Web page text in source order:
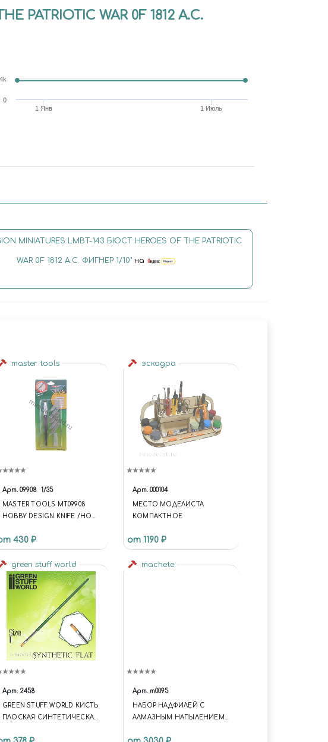
PATRIOTIC WAR 0F 1812 А.С.
1 Янв 1 Июль
0
4k
MINIATURES LMBT-143 БЮСТ HEROES OF THE PATRIOTIC
WAR 0F 1812 А.С. ФИГНЕР 1/10"на
master tools
Арт. 09908 1/35
MASTER TOOLS MT09908
HOBBY DESIGN KNIFE /НОЖ
UNIVERSE.SITE.ID = 'S1';
UNIVERSE.SITE.DIRECTORY =
'/'; UNIVERSE.TEMPLATE.ID =
'UNIVERSE_S1';
UNIVERSE.TEMPLATE.DIRECT
'/BITRIX/TEMPLATES/UNIVER
SE_S1'; }); .C-HEADER.C-
HEADER-TEMPLATE-1
.WIDGET-VIEW.WIDGET-VIEW-
DESKTOP .WIDGET-
CONTAINER-LOGOTYPE {
HEADER-TEMPLATE-1
.WIDGET-VIEW.WIDGET-VIEW-
DESKTOP .WIDGET-
430 ₽
эскадра
Арт. 000104
МЕСТО МОДЕЛИСТА
КОМПАКТНОЕ
от 1190 ₽
green stuff world
Арт. 2458
GREEN STUFF WORLD КИСТЬ
ПЛОСКАЯ СИНТЕТИЧЕСКАЯ
machete
Арт. m0095
НАБОР НАДФИЛЕЙ С
АЛМАЗНЫМ НАПЫЛЕНИЕМ